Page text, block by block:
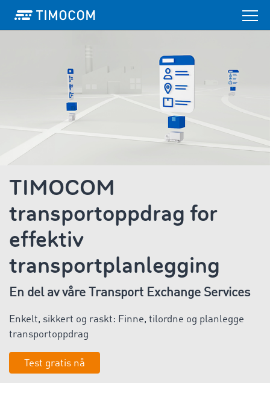
TIMOCOM
transportoppdrag for
effektiv
transportplanlegging
En del av våre Transport Exchange Services
Enkelt, sikkert og raskt: Finne, tilordne og planlegge
transportoppdrag
Test gratis nå